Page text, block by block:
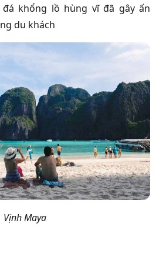
khổng lồ hùng vĩ đã gây ấn
du khách
Vịnh Maya